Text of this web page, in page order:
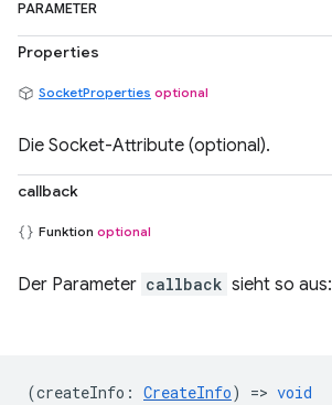
PARAMETER
Properties
SocketProperties optional
Die Socket-Attribute (optional).
callback
Funktion optional
Der Parameter callback sieht so aus:
(createInfo : CreateInfo) => void